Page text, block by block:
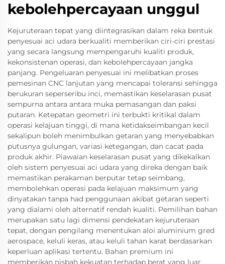
kebolehpercayaan unggul
Kejuruteraan tepat yang diintegrasikan dalam reka bentuk
penyesuai aci udara berkualiti memberikan ciri-ciri prestasi
yang secara langsung mempengaruhi kualiti produk,
kekonsistenan operasi, dan kebolehpercayaan jangka
panjang. Pengeluaran penyesuai ini melibatkan proses
pemesinan CNC lanjutan yang mencapai toleransi sehingga
berukuran seperseribu inci, memastikan keselarasan pusat
sempurna antara antara muka pemasangan dan paksi
putaran. Ketepatan geometri ini terbukti kritikal dalam
operasi kelajuan tinggi, di mana ketidakseimbangan kecil
sekalipun boleh menimbulkan getaran yang menyebabkan
putusnya gulungan, variasi ketegangan, dan cacat pada
produk akhir. Piawaian keselarasan pusat yang dikekalkan
oleh sistem penyesuai aci udara yang direka dengan baik
memastikan perakaman berputar tetap seimbang,
membolehkan operasi pada kelajuan maksimum yang
dinyatakan tanpa had penggunaan akibat getaran seperti
yang dialami oleh alternatif rendah kualiti. Pemilihan bahan
merupakan satu lagi dimensi pendekatan kejuruteraan
tepat, dengan pengilang menentukan aloi aluminium gred
aerospace, keluli keras, atau keluli tahan karat berdasarkan
keperluan aplikasi tertentu. Bahan premium ini
memberikan nisbah kekuatan terhadap berat yang luar